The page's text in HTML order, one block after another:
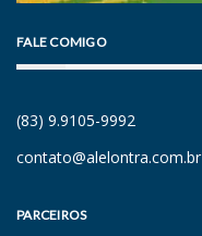
FALE COMIGO
(83) 9.9105-9992
contato@alelontra.com.br
PARCEIROS